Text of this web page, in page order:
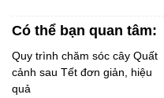
Có thể bạn quan tâm:
Quy trình chăm sóc cây Quất
cảnh sau Tết đơn giản, hiệu
quả